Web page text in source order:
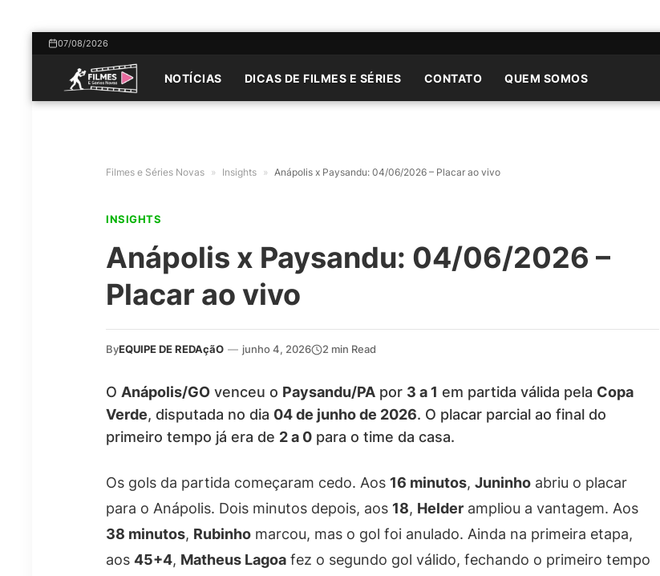
07/08/2026
NOTÍCIAS DICAS DE FILMES E SÉRIES CONTATO QUEM SOMOS
Filmes e Séries Novas » Insights » Anápolis x Paysandu: 04/06/2026 – Placar ao vivo
INSIGHTS
Anápolis x Paysandu: 04/06/2026 –
Placar ao vivo
ByEQUIPE DE REDAçãO — junho 4, 2026 2 min Read
O Anápolis/GO venceu o Paysandu/PA por 3 a 1 em partida válida pela Copa
Verde, disputada no dia 04 de junho de 2026. O placar parcial ao final do
primeiro tempo já era de 2 a 0 para o time da casa.
Os gols da partida começaram cedo. Aos 16 minutos, Juninho abriu o placar
para o Anápolis. Dois minutos depois, aos 18, Helder ampliou a vantagem. Aos
38 minutos, Rubinho marcou, mas o gol foi anulado. Ainda na primeira etapa,
aos 45+4, Matheus Lagoa fez o segundo gol válido, fechando o primeiro tempo